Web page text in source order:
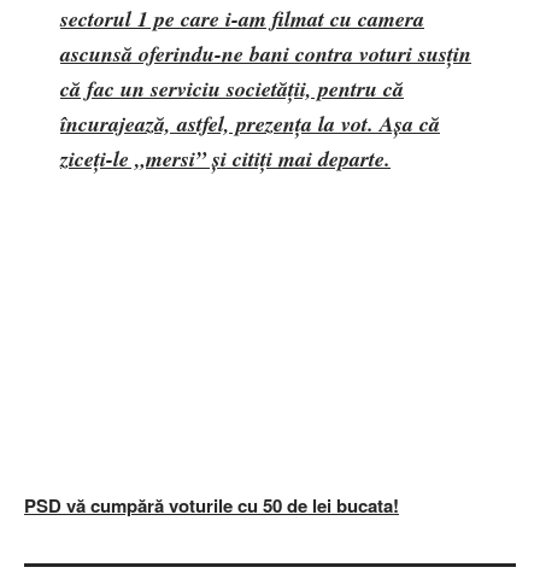
sectorul 1 pe care i-am filmat cu camera
ascunsă oferindu-ne bani contra voturi susţin
că fac un serviciu societăţii, pentru că
încurajează, astfel, prezenţa la vot. Aşa că
ziceţi-le „mersi” şi citiţi mai departe.
PSD vă cumpără voturile cu 50 de lei bucata!